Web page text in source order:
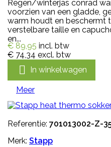
Regen/winterjas conrad
voorzien van een gladde,
warm houdt en beschermt
verstelbare taille en
en...
€ 89,95 incl. btw
€ 74,34 excl. btw
 In winkelwagen
Meer
Referentie: 701013002-Z-
Merk: Stapp